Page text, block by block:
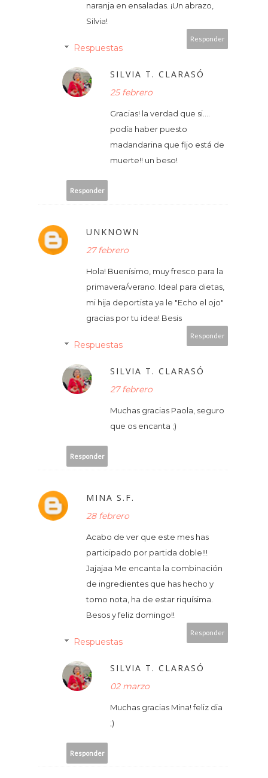
naranja en ensaladas. ¡Un abrazo,
Silvia!
Responder
Respuestas
SILVIA T. CLARASÓ
25 febrero
Gracias! la verdad que si....
podía haber puesto
madandarina que fijo está de
muerte!! un beso!
Responder
UNKNOWN
27 febrero
Hola! Buenísimo, muy fresco para la
primavera/verano. Ideal para dietas,
mi hija deportista ya le "Echo el ojo"
gracias por tu idea! Besis
Responder
Respuestas
SILVIA T. CLARASÓ
27 febrero
Muchas gracias Paola, seguro
que os encanta ;)
Responder
MINA S.F.
28 febrero
Acabo de ver que este mes has
participado por partida doble!!!
Jajajaa Me encanta la combinación
de ingredientes que has hecho y
tomo nota, ha de estar riquísima.
Besos y feliz domingo!!
Responder
Respuestas
SILVIA T. CLARASÓ
02 marzo
Muchas gracias Mina! feliz dia
;)
Responder